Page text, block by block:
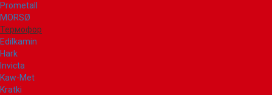
Prometall
MORSØ
Термофор
Edilkamin
Hark
Invicta
Kaw-Met
Kratki